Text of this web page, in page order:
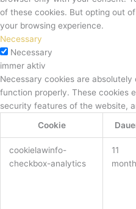
of these cookies. But opting out
your browsing experience.
Necessary
Necessary
immer aktiv
Necessary cookies are
function properly. These cookies
security features of the website,
Cookie
cookielawinfo-
checkbox-analytics
11